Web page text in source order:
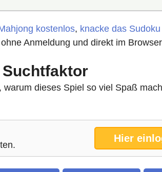
kostenlos, knacke das Sudoku
Anmeldung und direkt im
dieses Spiel so viel Spaß
Hier